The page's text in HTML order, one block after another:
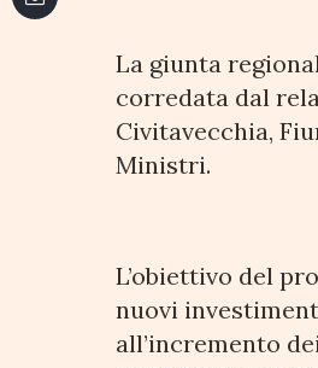
La giunta
corredata dal
Civitavecchia,
Ministri.
L’obiettivo del
nuovi
all’incremento